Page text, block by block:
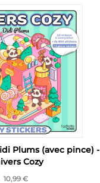
Plums (avec pince) -
Cozy
10,99 €